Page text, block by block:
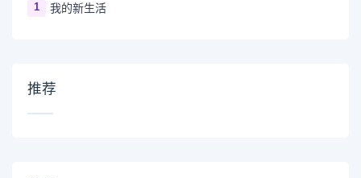
1 我的新生活
推荐